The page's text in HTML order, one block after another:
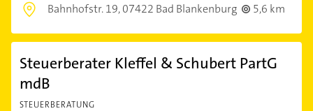
Bahnhofstr. 19,07422 Bad Blankenburg 5,6 km
Steuerberater Kleffel & Schubert PartG
mdB
STEUERBERATUNG